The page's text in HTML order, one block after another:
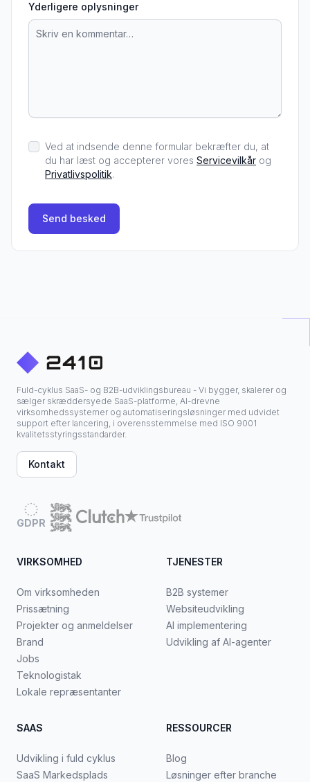
Yderligere oplysninger
Ved at indsende denne formular bekræfter du, at
du har læst og accepterer vores Servicevilkår og
Privatlivspolitik.
Send besked
Fuld-cyklus SaaS- og B2B-udviklingsbureau - Vi bygger, skalerer og
sælger skræddersyede SaaS-platforme, AI-drevne
virksomhedssystemer og automatiseringsløsninger med udvidet
support efter lancering, i overensstemmelse med ISO 9001
kvalitetsstyringsstandarder.
Kontakt
GDPR
VIRKSOMHED
Om virksomheden
Prissætning
Projekter og anmeldelser
Brand
Jobs
Teknologistak
Lokale repræsentanter
TJENESTER
B2B systemer
Websiteudvikling
AI implementering
Udvikling af AI-agenter
SAAS
Udvikling i fuld cyklus
SaaS Markedsplads
RESSOURCER
Blog
Løsninger efter branche